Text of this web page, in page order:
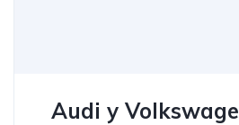
Audi y